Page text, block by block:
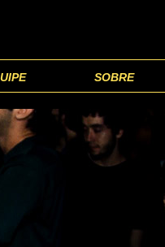
SOBRE